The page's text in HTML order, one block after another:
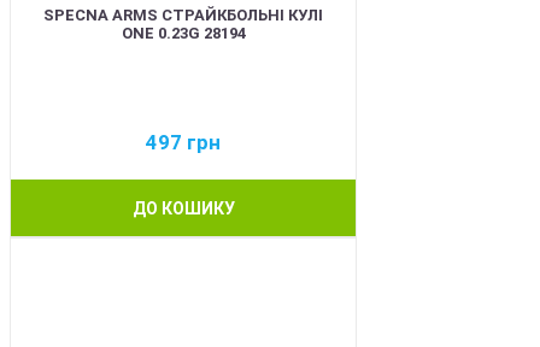
SPECNA ARMS СТРАЙКБОЛЬНІ КУЛІ
ONE 0.23G 28194
497 грн
ДО КОШИКУ